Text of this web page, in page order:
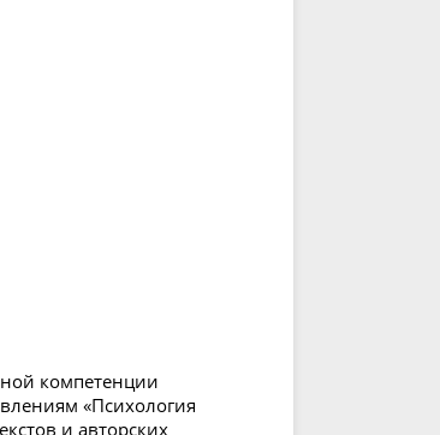
компетенции
«Психология
и авторских